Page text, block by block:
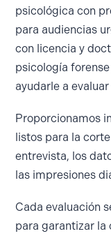
psicológica con
para audiencias
con licencia y
psicología
ayudarle a
Proporcionamos
listos para la
entrevista, los
las impresiones
Cada evaluación
para garantizar la